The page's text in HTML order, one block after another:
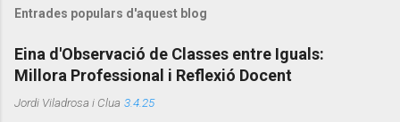
n
a
Entrades populars d'aquest blog
Eina d'Observació de Classes entre Iguals:
Millora Professional i Reflexió Docent
Jordi Viladrosa i Clua 3.4.25